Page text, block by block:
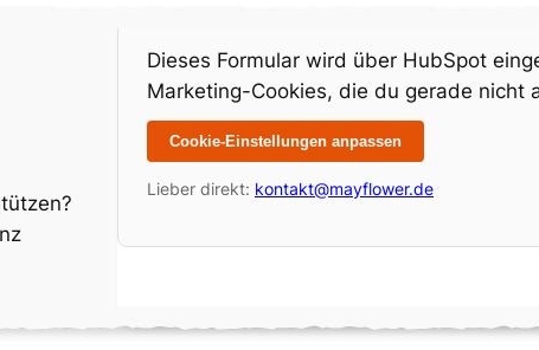
Dieses Formular wird über HubSpot
Marketing-Cookies, die du gerade nicht
Cookie-Einstellungen anpassen
Lieber direkt: kontakt@mayflower.de